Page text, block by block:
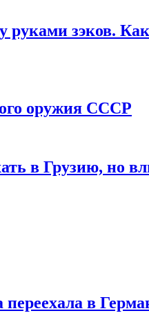
зэков.
оружия СССР
в Грузию, но
в